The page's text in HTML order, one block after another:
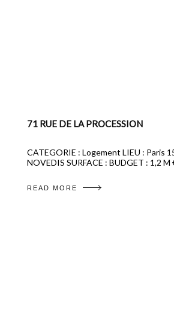
71 RUE DE LA PROCESSION
CATEGORIE : Logement LIEU : Paris
NOVEDIS SURFACE : BUDGET : 1,2 M
READ MORE